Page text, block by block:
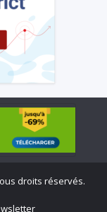
droits réservés.